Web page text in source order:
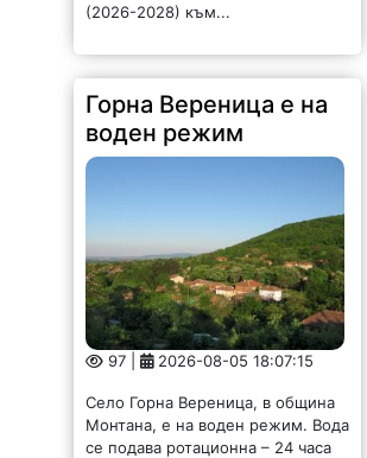
(2026-2028) към...
Горна Вереница е на
воден режим
97 | 2026-08-05 18:07:15
Село Горна Вереница, в община
Монтана, е на воден режим. Вода
се подава ротационна – 24 часа